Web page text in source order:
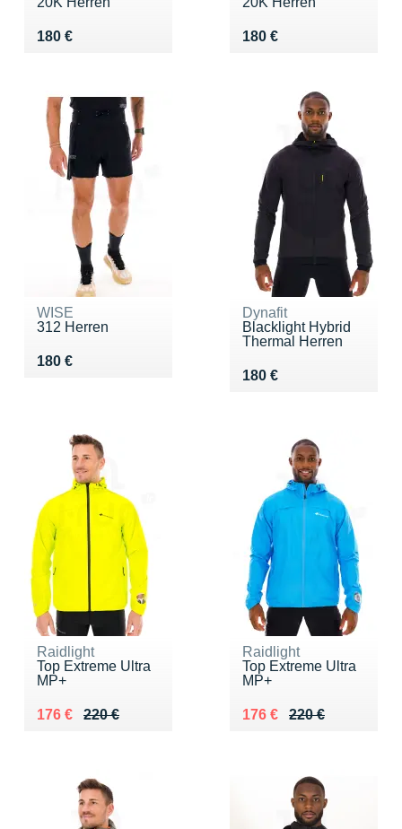
180 €
Vendu 180 € 180 €
Vendu 180 €
WISE
312 Herren
180 €
Vendu 180 €
Dynafit
Blacklight Hybrid
Thermal Herren
180 €
Vendu 180 €
Raidlight
Top Extreme Ultra
MP+
220 €
Au lieu de 220 €
176 €
Vendu 176 €
Raidlight
Top Extreme Ultra
MP+
220 €
Au lieu de 220 €
176 €
Vendu 176 €